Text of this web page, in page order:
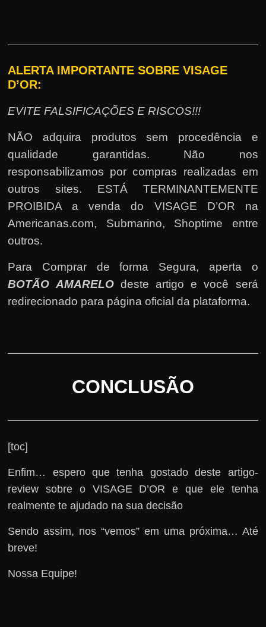
ALERTA IMPORTANTE SOBRE VISAGE
D’OR:
EVITE FALSIFICAÇÕES E RISCOS!!!
NÃO adquira produtos sem procedência e
qualidade garantidas. Não nos
responsabilizamos por compras realizadas em
outros sites. ESTÁ TERMINANTEMENTE
PROIBIDA a venda do VISAGE D’OR na
Americanas.com, Submarino, Shoptime entre
outros.
Para Comprar de forma Segura, aperta o
BOTÃO AMARELOdeste artigo e você será
redirecionado para página oficial da plataforma.
CONCLUSÃO
[toc]
Enfim… espero que tenha gostado deste artigo-
review sobre o VISAGE D’OR e que ele tenha
realmente te ajudado na sua decisão
Sendo assim, nos “vemos” em uma próxima… Até
breve!
Nossa Equipe!